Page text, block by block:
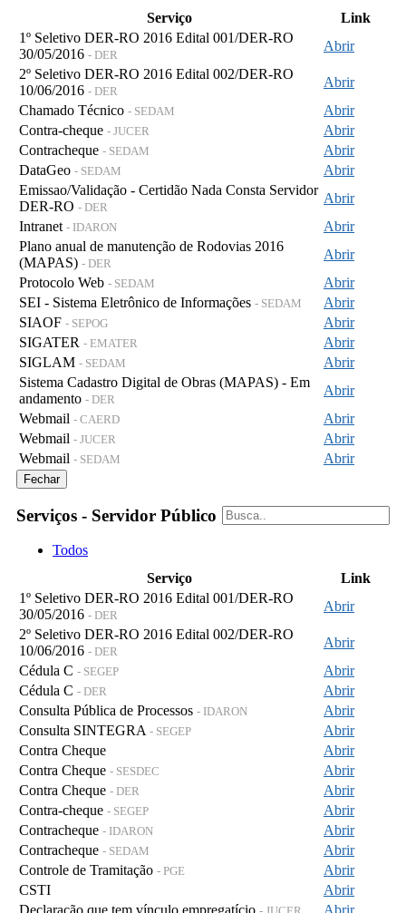
Serviço
Link
1º Seletivo DER-RO 2016 Edital 001/DER-RO
30/05/2016 - DER
Abrir
2º Seletivo DER-RO 2016 Edital 002/DER-RO
10/06/2016 - DER
Abrir
Chamado Técnico - SEDAM
Abrir
Contra-cheque - JUCER
Abrir
Contracheque - SEDAM
Abrir
DataGeo - SEDAM
Abrir
Emissao/Validação - Certidão Nada Consta Servidor
DER-RO - DER
Abrir
Intranet - IDARON
Abrir
Plano anual de manutenção de Rodovias 2016
(MAPAS) - DER
Abrir
Protocolo Web - SEDAM
Abrir
SEI - Sistema Eletrônico de Informações - SEDAM
Abrir
SIAOF - SEPOG
Abrir
SIGATER - EMATER
Abrir
SIGLAM - SEDAM
Abrir
Sistema Cadastro Digital de Obras (MAPAS) - Em
andamento - DER
Abrir
Webmail - CAERD
Abrir
Webmail - JUCER
Abrir
Webmail - SEDAM Abrir
Fechar
Serviços - Servidor Público
Todos
Serviço
Link
1º Seletivo DER-RO 2016 Edital 001/DER-RO
30/05/2016 - DER
Abrir
2º Seletivo DER-RO 2016 Edital 002/DER-RO
10/06/2016 - DER
Abrir
Cédula C - SEGEP
Abrir
Cédula C - DER
Abrir
Consulta Pública de Processos - IDARON
Abrir
Consulta SINTEGRA - SEGEP
Abrir
Contra Cheque
Abrir
Contra Cheque - SESDEC
Abrir
Contra Cheque - DER
Abrir
Contra-cheque - SEGEP
Abrir
Contracheque - IDARON
Abrir
Contracheque - SEDAM
Abrir
Controle de Tramitação - PGE
Abrir
CSTI
Abrir